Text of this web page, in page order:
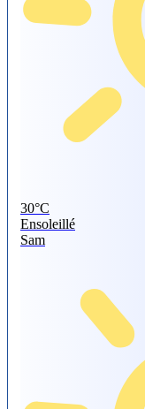
30°C
Ensoleillé
Sam